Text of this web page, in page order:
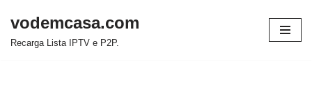
Pular
vodemcasa.com
Recarga Lista IPTV e P2P.